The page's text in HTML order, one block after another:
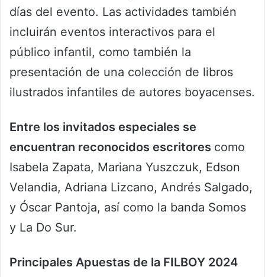
días del evento. Las actividades también
incluirán eventos interactivos para el
público infantil, como también la
presentación de una colección de libros
ilustrados infantiles de autores boyacenses.
Entre los invitados especiales se
encuentran reconocidos escritores como
Isabela Zapata, Mariana Yuszczuk, Edson
Velandia, Adriana Lizcano, Andrés Salgado,
y Óscar Pantoja, así como la banda Somos
y La Do Sur.
Principales Apuestas de la FILBOY 2024